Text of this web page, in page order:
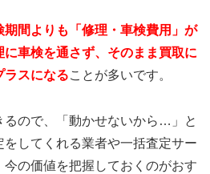
期間よりも「修理・車検費用」が
車検を通さず、そのまま買取に
ラスになることが多いです。
るので、「動かせないから…」と
してくれる業者や一括査定サー
今の価値を把握しておくのがおす